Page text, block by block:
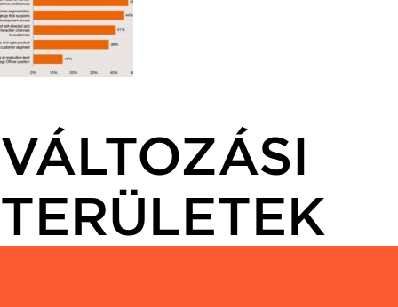
VÁLTOZÁSI
TERÜLETEK